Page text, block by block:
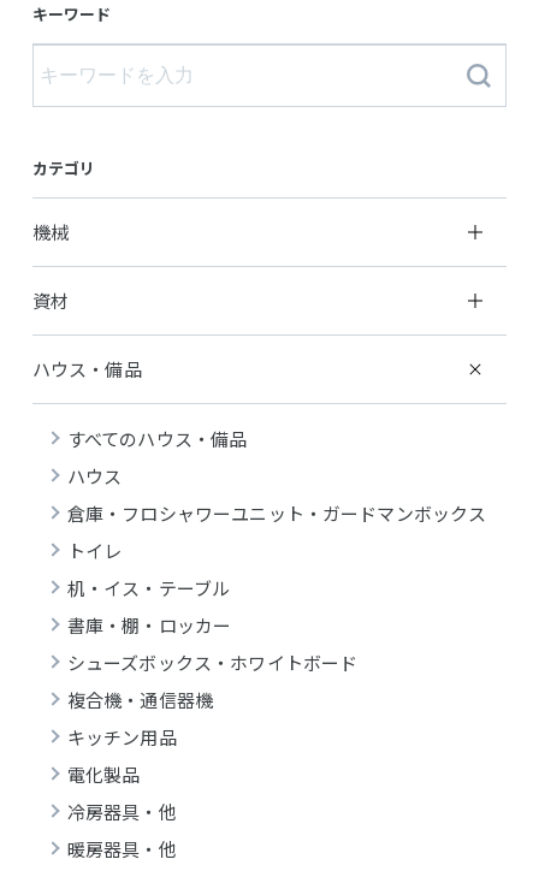
キーワード
カテゴリ
機械
資材
ハウス・備品
すべてのハウス・備品
ハウス
倉庫・フロシャワーユニット・ガードマンボックス
トイレ
机・イス・テーブル
書庫・棚・ロッカー
シューズボックス・ホワイトボード
複合機・通信器機
キッチン用品
電化製品
冷房器具・他
暖房器具・他